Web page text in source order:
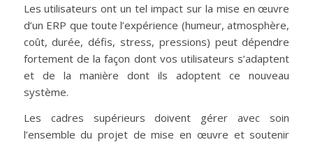
Les utilisateurs ont un tel impact sur la mise en œuvre
d’un ERP que toute l’expérience (humeur, atmosphère,
coût, durée, défis, stress, pressions) peut dépendre
fortement de la façon dont vos utilisateurs s’adaptent
et de la manière dont ils adoptent ce nouveau
système.
Les cadres supérieurs doivent gérer avec soin
l’ensemble du projet de mise en œuvre et soutenir